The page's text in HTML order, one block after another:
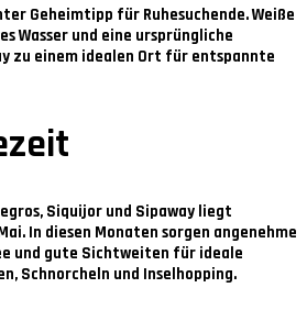
Geheimtipp für Ruhesuchende. Weiße
Wasser und eine ursprüngliche
zu einem idealen Ort für entspannte
Siquijor und Sipaway liegt
. In diesen Monaten sorgen angenehme
und gute Sichtweiten für ideale
Schnorcheln und Inselhopping.